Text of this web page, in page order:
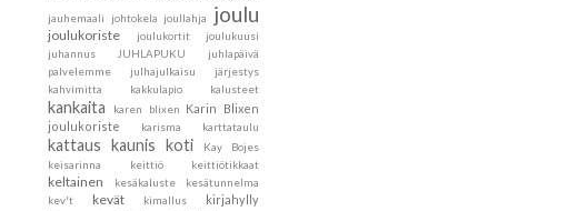
jauhemaali johtokela joullahja joulu
joulukoriste joulukortit
joulukuusi
juhannus
JUHLAPUKU
juhlapäivä
palvelemme
julhajulkaisu
järjestys
kahvimitta
kakkulapio kalusteet
kankaita karen blixen
Karin Blixen
joulukoriste
karisma karttataulu
kattaus kaunis koti
Kay Bojes
keisarinna
keittiö keittiötikkaat
keltainen kesäkaluste
kesätunnelma
kev't
kevät kimallus kirjahylly